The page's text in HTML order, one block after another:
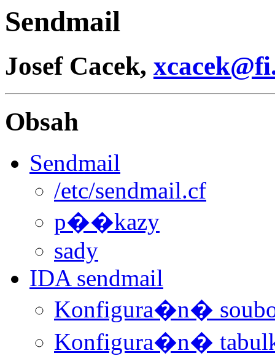
Sendmail
Josef Cacek,
Obsah
Sendmail
/etc/sendmail.cf
p��kazy
sady
IDA sendmail
Konfigura�n�
Konfigura�n�